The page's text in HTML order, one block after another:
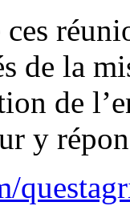
ces
de la
de
y